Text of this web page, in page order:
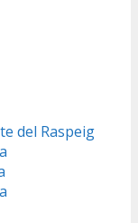
del Raspeig